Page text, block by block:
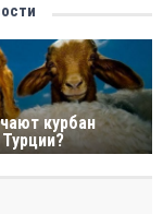
курбан